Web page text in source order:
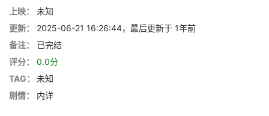
上映：
未知
更新：
2025-06-21 16:26:44，最后更新于 1年前
备注：
已完结
评分：
0.0分
TAG：
未知
剧情：
内详